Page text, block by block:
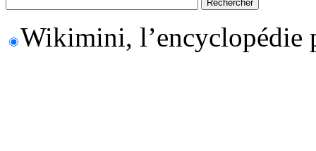
Wikimini, l’encyclopédie